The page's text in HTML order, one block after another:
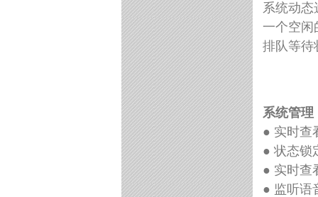
系统动态
一个空闲
排队等待
系统管理
● 实时查
● 状态锁
● 实时查
● 监听语